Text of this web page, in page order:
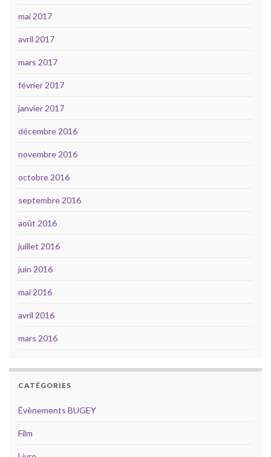
mai 2017
avril 2017
mars 2017
février 2017
janvier 2017
décembre 2016
novembre 2016
octobre 2016
septembre 2016
août 2016
juillet 2016
juin 2016
mai 2016
avril 2016
mars 2016
CATÉGORIES
Évènements BUGEY
Film